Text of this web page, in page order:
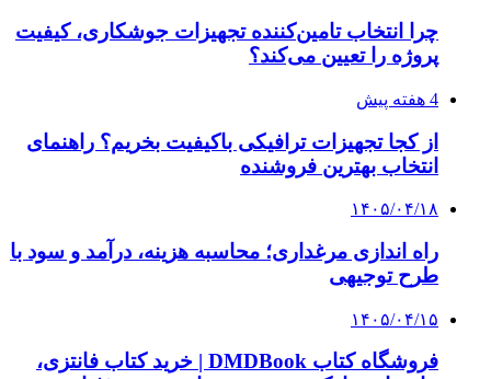
چرا انتخاب تامین‌کننده تجهیزات جوشکاری، کیفیت
پروژه را تعیین می‌کند؟
4 هفته پیش
از کجا تجهیزات ترافیکی باکیفیت بخریم؟ راهنمای
انتخاب بهترین فروشنده
۱۴۰۵/۰۴/۱۸
راه اندازی مرغداری؛ محاسبه هزینه، درآمد و سود با
طرح توجیهی
۱۴۰۵/۰۴/۱۵
فروشگاه کتاب DMDBook | خرید کتاب فانتزی،